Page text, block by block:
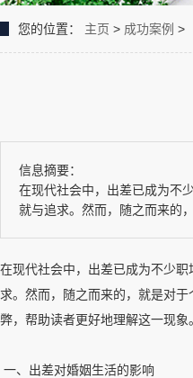
您的位置： 主页 > 成功案例 >
信息摘要：
在现代社会中，出差已成为不
就与追求。然而，随之而来的
在现代社会中，出差已成为不少
求。然而，随之而来的，就是对
弊，帮助读者更好地理解这一现象。
一、出差对婚姻生活的影响